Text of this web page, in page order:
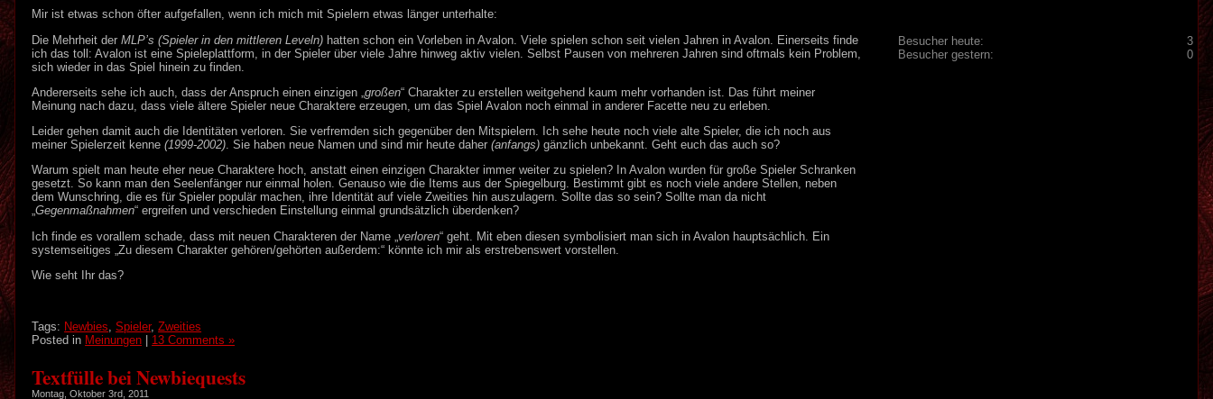
3
Besucher heute:
0
Besucher gestern:
Mir ist etwas schon öfter aufgefallen, wenn ich mich mit Spielern etwas länger unterhalte:
Die Mehrheit derMLP’s (Spieler in den mittleren Leveln) hatten schon ein Vorleben in Avalon. Viele spielen schon seit vielen Jahren in Avalon. Einerseits finde
ich das toll: Avalon ist eine Spieleplattform, in der Spieler über viele Jahre hinweg aktiv vielen. Selbst Pausen von mehreren Jahren sind oftmals kein Problem,
sich wieder in das Spiel hinein zu finden.
Andererseits sehe ich auch, dass der Anspruch einen einzigen „großen“ Charakter zu erstellen weitgehend kaum mehr vorhanden ist. Das führt meiner
Meinung nach dazu, dass viele ältere Spieler neue Charaktere erzeugen, um das Spiel Avalon noch einmal in anderer Facette neu zu erleben.
Leider gehen damit auch die Identitäten verloren. Sie verfremden sich gegenüber den Mitspielern. Ich sehe heute noch viele alte Spieler, die ich noch aus
meiner Spielerzeit kenne(1999-2002). Sie haben neue Namen und sind mir heute daher(anfangs) gänzlich unbekannt. Geht euch das auch so?
Warum spielt man heute eher neue Charaktere hoch, anstatt einen einzigen Charakter immer weiter zu spielen? In Avalon wurden für große Spieler Schranken
gesetzt. So kann man den Seelenfänger nur einmal holen. Genauso wie die Items aus der Spiegelburg. Bestimmt gibt es noch viele andere Stellen, neben
dem Wunschring, die es für Spieler populär machen, ihre Identität auf viele Zweities hin auszulagern. Sollte das so sein? Sollte man da nicht
„Gegenmaßnahmen“ ergreifen und verschieden Einstellung einmal grundsätzlich überdenken?
Ich finde es vorallem schade, dass mit neuen Charakteren der Name „verloren“ geht. Mit eben diesen symbolisiert man sich in Avalon hauptsächlich. Ein
systemseitiges „Zu diesem Charakter gehören/gehörten außerdem:“ könnte ich mir als erstrebenswert vorstellen.
Wie seht Ihr das?
Tags: Newbies ,Spieler,Zweities
Posted in Meinungen 13 Comments »
Textfülle bei Newbiequests
Montag, Oktober 3rd, 2011